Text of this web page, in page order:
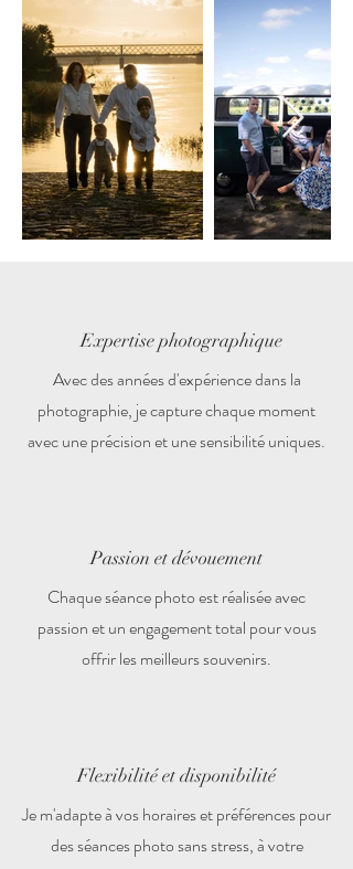
Expertise photographique
Avec des années d'expérience dans la
photographie, je capture chaque moment
avec une précision et une sensibilité uniques.
Passion et dévouement
Chaque séance photo est réalisée avec
passion et un engagement total pour vous
offrir les meilleurs souvenirs.
Flexibilité et disponibilité
Je m'adapte à vos horaires et préférences pour
des séances photo sans stress, à votre